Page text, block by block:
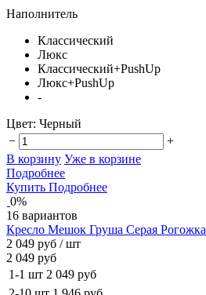
Наполнитель
Классический
Люкс
Классический+PushUp
Люкс+PushUp
-
Цвет: Черный
−
+
В корзину Уже в корзине
Подробнее
Купить Подробнее
0%
16 вариантов
Кресло Мешок Груша Серая Рогожка
2 049 руб / шт
2 049 руб
1-1 шт 2 049 руб